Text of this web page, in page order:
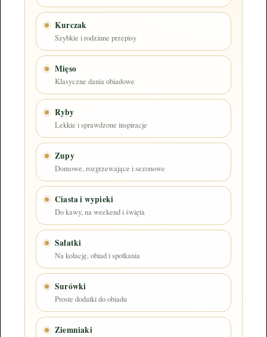
Kurczak
Szybkie i rodzinne przepisy
Mięso
Klasyczne dania obiadowe
Ryby
Lekkie i sprawdzone inspiracje
Zupy
Domowe, rozgrzewające i sezonowe
Ciasta i wypieki
Do kawy, na weekend i święta
Sałatki
Na kolację, obiad i spotkania
Surówki
Proste dodatki do obiadu
Ziemniaki